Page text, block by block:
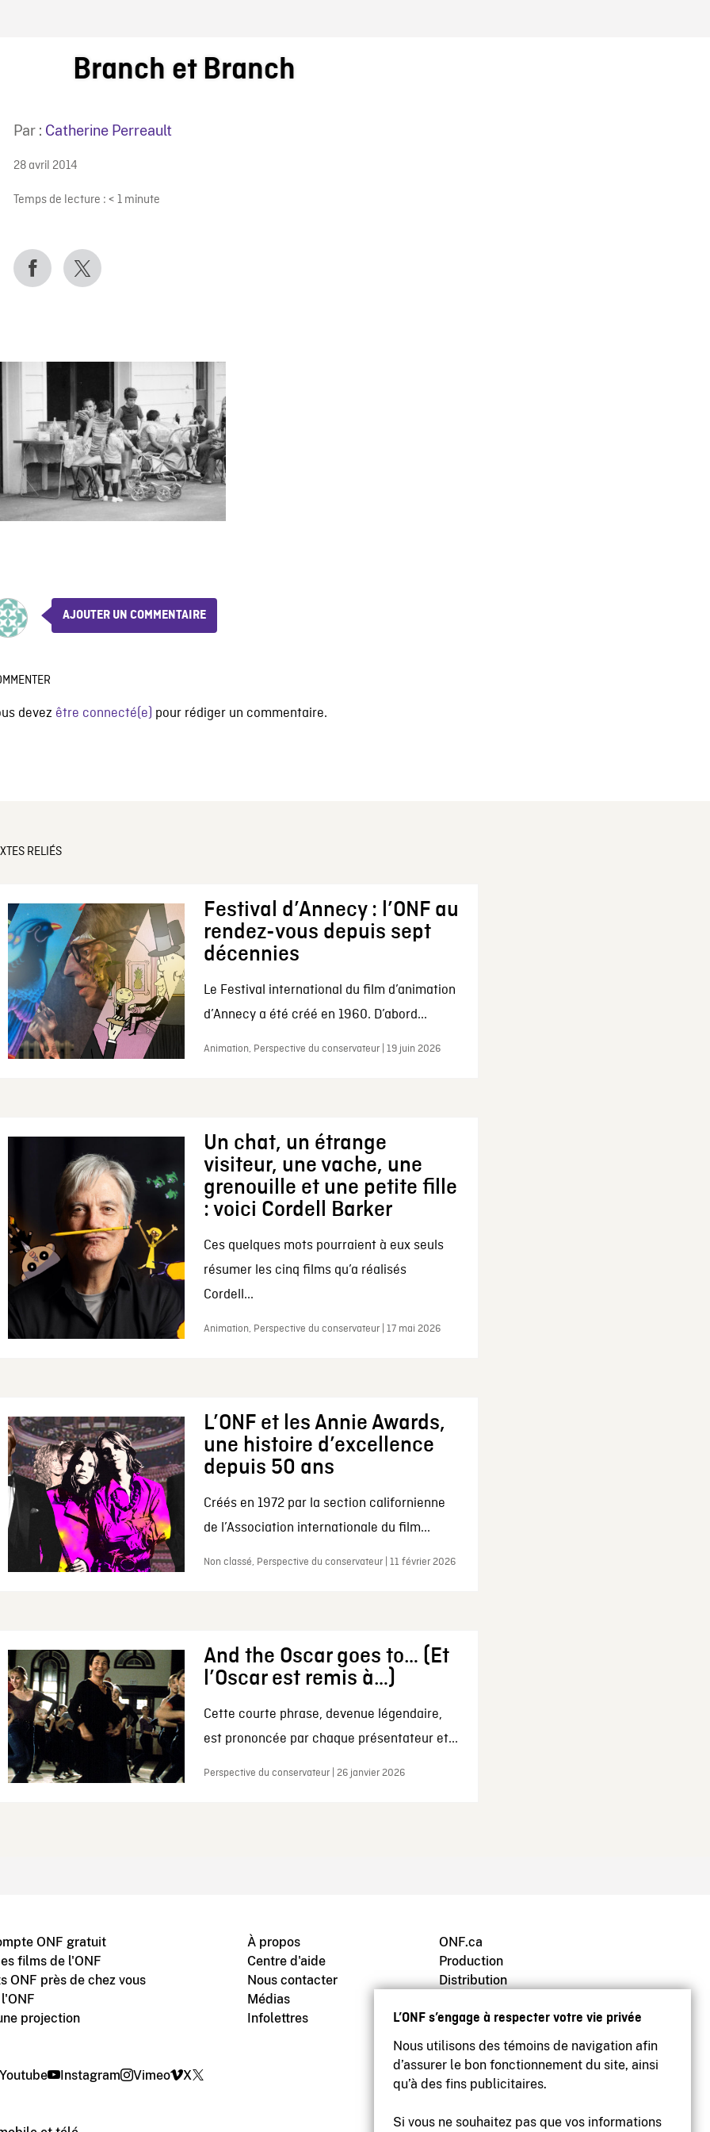
L’ONF s’engage à respecter votre vie privée
Nous utilisons des témoins de navigation afin
d’assurer le bon fonctionnement du site, ainsi
qu’à des fins publicitaires.
Si vous ne souhaitez pas que vos informations
ONF
Branch et Branch
Par : Catherine Perreault
28 avril 2014
Temps de lecture : < 1 minute
AJOUTER UN COMMENTAIRE
devez être connecté(e) pour rédiger un commentaire.
RELIÉS
Festival d’Annecy : l’ONF au
rendez-vous depuis sept
décennies
Le Festival international du film d’animation
d’Annecy a été créé en 1960. D’abord...
Animation, Perspective du conservateur | 19 juin 2026
Un chat, un étrange
visiteur, une vache, une
grenouille et une petite fille
: voici Cordell Barker
Ces quelques mots pourraient à eux seuls
résumer les cinq films qu’a réalisés
Cordell...
Animation, Perspective du conservateur | 17 mai 2026
L’ONF et les Annie Awards,
une histoire d’excellence
depuis 50 ans
Créés en 1972 par la section californienne
de l’Association internationale du film...
Non classé, Perspective du conservateur | 11 février 2026
And the Oscar goes to… (Et
l’Oscar est remis à…)
Cette courte phrase, devenue légendaire,
est prononcée par chaque présentateur et...
Perspective du conservateur | 26 janvier 2026
ONF gratuit
films de l'ONF
ONF près de chez vous
projection
À propos
Centre d'aide
Nous contacter
Médias
Infolettres
ONF.ca
Production
Distribution
Archives
Youtube Instagram Vimeo X